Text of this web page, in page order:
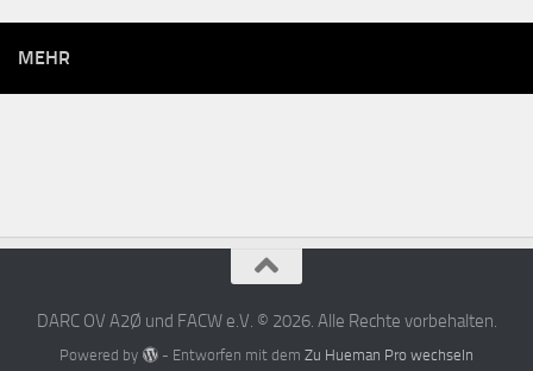
MEHR
DARC OV A2Ø und FACW e.V. © 2026. Alle Rechte vorbehalten.
Powered by - Entworfen mit dem Zu Hueman Pro wechseln